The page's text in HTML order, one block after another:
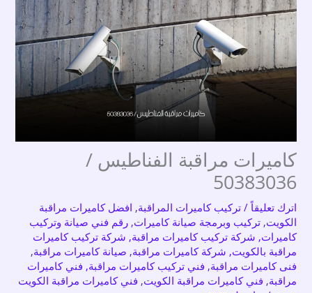
كاميرات مراقبة الفناطيس /
50383036
اترك تعليقاً /تركيب كاميرات المراقبة, افضل كاميرات مراقبة
الكويت,تركيب وبرمجة صيانة كاميرات,رقم فني صيانة وتركيب
كاميرات, شركة تركيب كاميرات مراقبة, شركة تركيب كاميرات
مراقبة بالكويت, شركة كاميرات مراقبة, صيانة كاميرات مراقبة,
فنى كاميرات مراقبة, فني تركيب كاميرات مراقبة, فني كاميرات
مراقبة, فني كاميرات مراقبة الكويت, فني كاميرات مراقبة الكويت